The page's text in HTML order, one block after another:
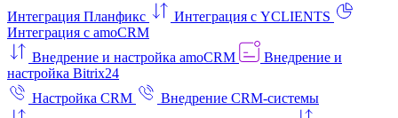
Интеграция Планфикс
Интеграция с YCLIENTS
Интеграция с amoCRM
Внедрение и настройка amoCRM
Внедрение и
настройка Bitrix24
Настройка CRM
Внедрение CRM-системы